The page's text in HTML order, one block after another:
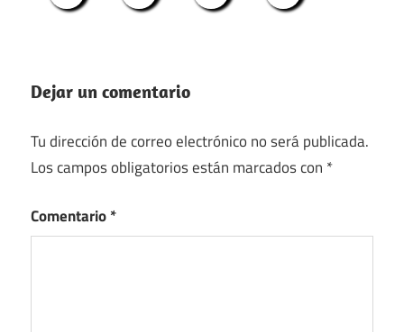
Dejar un comentario
Tu dirección de correo electrónico no será publicada.
Los campos obligatorios están marcados con *
Comentario*